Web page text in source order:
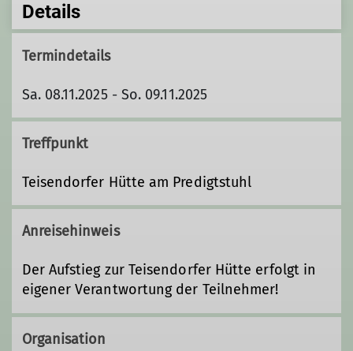
Details
Termindetails
Sa. 08.11.2025 - So. 09.11.2025
Treffpunkt
Teisendorfer Hütte am Predigtstuhl
Anreisehinweis
Der Aufstieg zur Teisendorfer Hütte erfolgt in
eigener Verantwortung der Teilnehmer!
Organisation